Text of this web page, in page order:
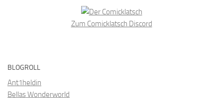
Zum Comicklatsch Discord
BLOGROLL
Ant1heldin
Bellas Wonderworld